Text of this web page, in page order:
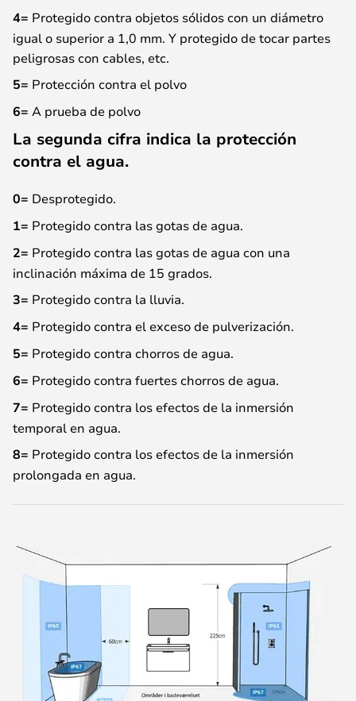
4= Protegido contra objetos sólidos con un diámetro
igual o superior a 1,0 mm. Y protegido de tocar partes
peligrosas con cables, etc.
5= Protección contra el polvo
6= A prueba de polvo
La segunda cifra indica la protección
contra el agua.
0= Desprotegido.
1= Protegido contra las gotas de agua.
2= Protegido contra las gotas de agua con una
inclinación máxima de 15 grados.
3= Protegido contra la lluvia.
4= Protegido contra el exceso de pulverización.
5= Protegido contra chorros de agua.
6= Protegido contra fuertes chorros de agua.
7= Protegido contra los efectos de la inmersión
temporal en agua.
8= Protegido contra los efectos de la inmersión
prolongada en agua.